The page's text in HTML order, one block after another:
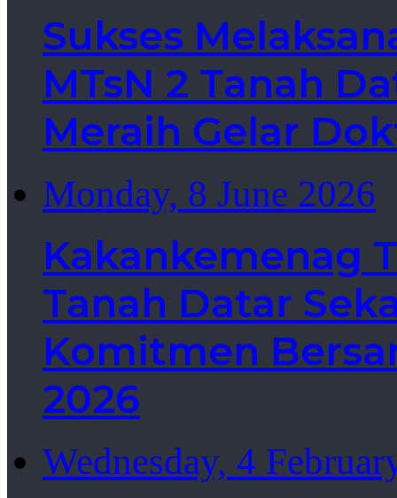
Sukses
MTsN 2 Tanah
Meraih Gelar
Monday, 8 June 2026
Kakankemenag
Tanah Datar
Komitmen
2026
Wednesday, 4